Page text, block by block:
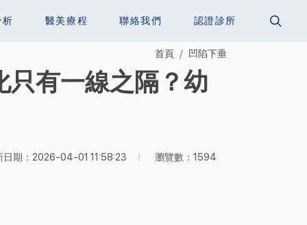
析 醫美療程 聯絡我們 認證診所
首頁 凹陷下垂
只有一線之隔？幼
日期：2026-04-01 11:58:23 瀏覽數：1594